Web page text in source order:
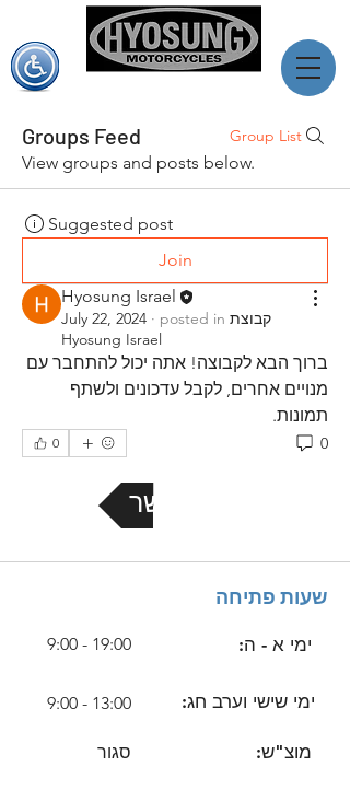
Groups Feed Group List
View groups and posts below.
Suggested post
Join
Hyosung Israel
July 22, 2024 · posted in קבוצת
Hyosung Israel
תמונות.
0 0
צור קשר
שעות פתיחה
9:00 - 19:00 ימי א - ה:
9:00 - 13:00
סגור
ימי שישי וערב חג:
מוצ"ש: